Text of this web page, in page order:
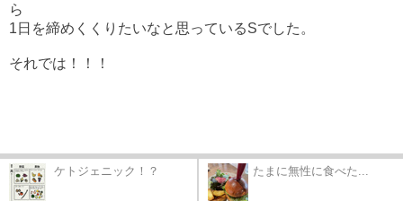
ら
1日を締めくくりたいなと思っているSでした。
それでは！！！
ケトジェニック！？ たまに無性に食べた...